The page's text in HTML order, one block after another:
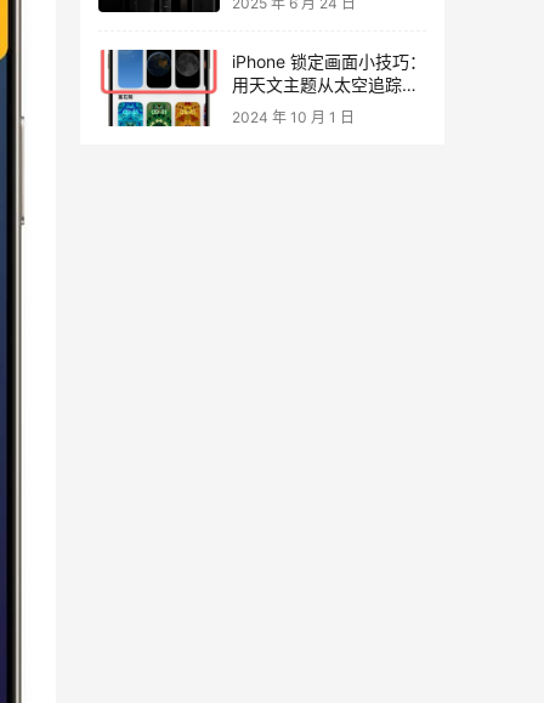
iPhone 锁定画面小技巧：
用天文主题从太空追踪所
在位置，还有日夜变化
2024 年 10 月 1 日